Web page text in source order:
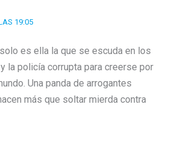
19:05
es ella la que se escuda en los
la policía corrupta para creerse por
Una panda de arrogantes
más que soltar mierda contra